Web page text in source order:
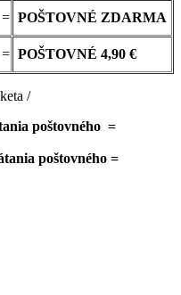
= POŠTOVNÉ ZDARMA
= POŠTOVNÉ 4,90 €
/
poštovného =
poštovného =